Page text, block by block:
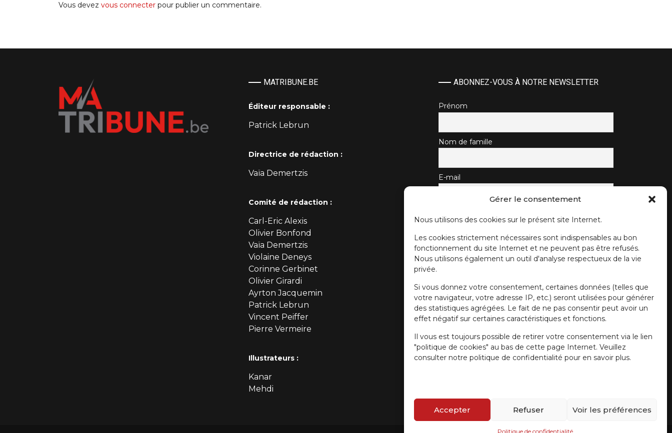
Gérer le consentement
Nous utilisons des cookies sur le présent site Internet.
Les cookies strictement nécessaires sont indispensables au bon
fonctionnement du site Internet et ne peuvent pas être refusés.
Nous utilisons également un outil d'analyse respectueux de la vie
privée.
Si vous donnez votre consentement, certaines données (telles que
votre navigateur, votre adresse IP, etc.) seront utilisées pour générer
des statistiques agrégées. Le fait de ne pas consentir peut avoir un
effet négatif sur certaines caractéristiques et fonctions.
Il vous est toujours possible de retirer votre consentement via le lien
"politique de cookies" au bas de cette page Internet. Veuillez
consulter notre politique de confidentialité pour en savoir plus.
Accepter Refuser Voir les préférences
Politique de confidentialité
Vous devez vous connecter pour publier un commentaire.
MATRIBUNE.BE
Éditeur responsable :
Patrick Lebrun
Directrice de rédaction :
Vaïa Demertzis
Comité de rédaction :
Carl-Eric Alexis
Olivier Bonfond
Vaïa Demertzis
Violaine Deneys
Corinne Gerbinet
Olivier Girardi
Ayrton Jacquemin
Patrick Lebrun
Vincent Peiffer
Pierre Vermeire
Illustrateurs :
Kanar
Mehdi
ABONNEZ-VOUS À NOTRE NEWSLETTER
Prénom
Nom de famille
E-mail